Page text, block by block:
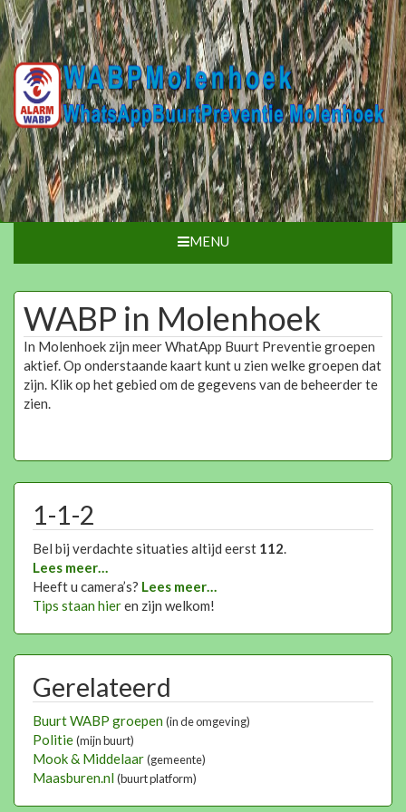
MENU
WABP in Molenhoek
In Molenhoek zijn meer WhatApp Buurt Preventie groepen
aktief. Op onderstaande kaart kunt u zien welke groepen dat
zijn. Klik op het gebied om de gegevens van de beheerder te
zien.
1-1-2
Bel bij verdachte situaties altijd eerst 112
Lees meer…
Heeft u camera’s? Lees meer…
Tips staan hieren zijn welkom!
Gerelateerd
Buurt WABP groepen(in de omgeving)
Politie(mijn buurt)
Mook & Middelaar(gemeente)
Maasburen.nl(buurt platform)